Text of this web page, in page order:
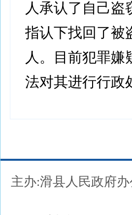
人承认了自己
指认下找回了被
人。目前犯罪
法对其进行行政
主办:滑县人民政府